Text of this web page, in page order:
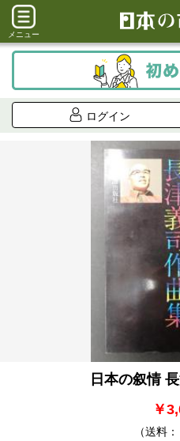
メニュー
ログイン
日本の叙情
￥
（送料